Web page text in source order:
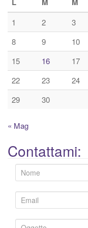
1 2 3
8
9 10
15
16 17
22
23 24
29
30
« Mag
Contattami: